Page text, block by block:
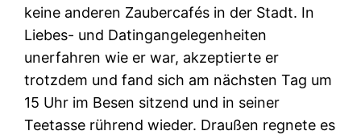
keine anderen Zaubercafés in der Stadt. In
Liebes- und Datingangelegenheiten
unerfahren wie er war, akzeptierte er
trotzdem und fand sich am nächsten Tag um
15 Uhr im Besen sitzend und in seiner
Teetasse rührend wieder. Draußen regnete es